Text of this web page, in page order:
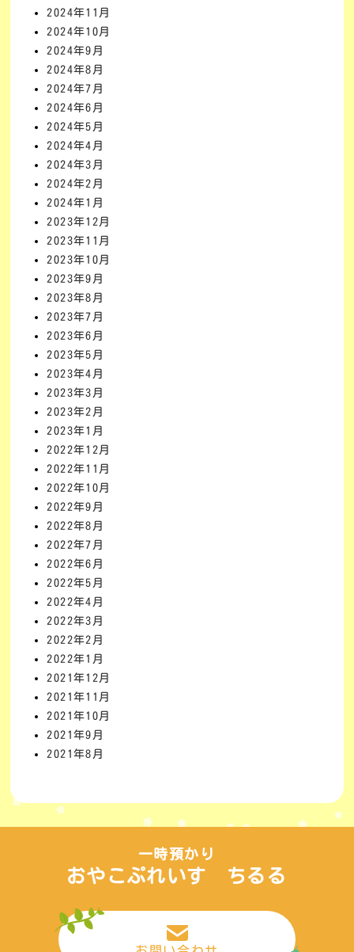
2024年11月
2024年10月
2024年9月
2024年8月
2024年7月
2024年6月
2024年5月
2024年4月
2024年3月
2024年2月
2024年1月
2023年12月
2023年11月
2023年10月
2023年9月
2023年8月
2023年7月
2023年6月
2023年5月
2023年4月
2023年3月
2023年2月
2023年1月
2022年12月
2022年11月
2022年10月
2022年9月
2022年8月
2022年7月
2022年6月
2022年5月
2022年4月
2022年3月
2022年2月
2022年1月
2021年12月
2021年11月
2021年10月
2021年9月
2021年8月
一時預かり
おやこぷれいす ちるる